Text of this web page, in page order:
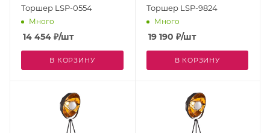
Торшер LSP-0554
Много
14 454 ₽/шт
В КОРЗИНУ
Торшер LSP-9824
Много
19 190 ₽/шт
В КОРЗИНУ